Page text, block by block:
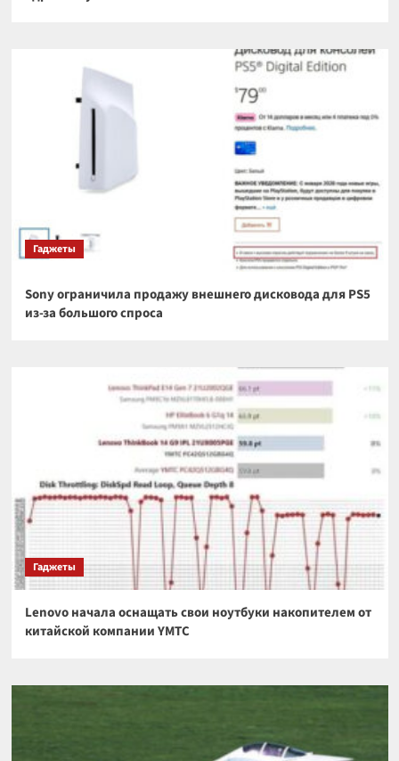
Гаджеты
Sony ограничила продажу внешнего дисковода для PS5
из-за большого спроса
Гаджеты
Lenovo начала оснащать свои ноутбуки накопителем от
китайской компании YMTC